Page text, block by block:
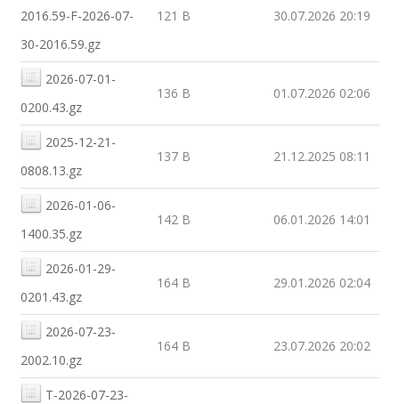
2016.59-F-2026-07-
30-2016.59.gz
121 B 30.07.2026 20:19
2026-07-01-
0200.43.gz
136 B 01.07.2026 02:06
2025-12-21-
0808.13.gz
137 B 21.12.2025 08:11
2026-01-06-
1400.35.gz
142 B 06.01.2026 14:01
2026-01-29-
0201.43.gz
164 B 29.01.2026 02:04
2026-07-23-
2002.10.gz
164 B 23.07.2026 20:02
T-2026-07-23-